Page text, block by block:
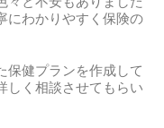
にわかりやすく保険の
保健プランを作成して
しく相談させてもらい